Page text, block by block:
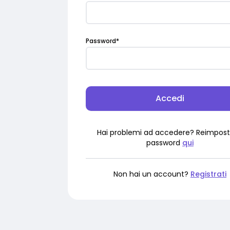
Password*
Accedi
Hai problemi ad accedere?
password qui
Non hai un account? Registrati